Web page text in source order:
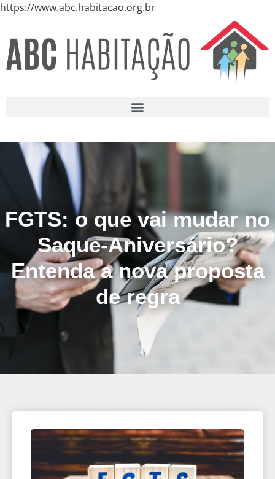
https://www.abc.habitacao.org.br
FGTS: o que vai mudar no
Saque-Aniversário?
Entenda a nova proposta
de regra